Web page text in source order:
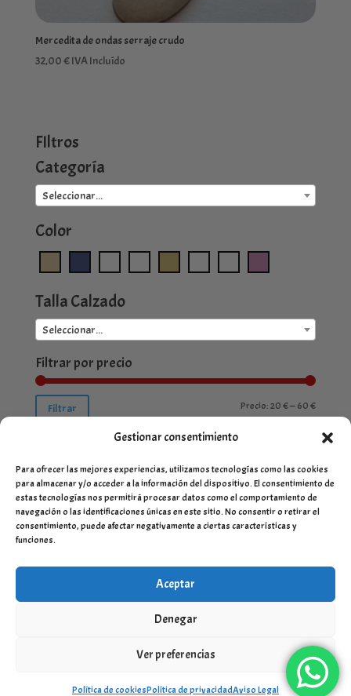
Gestionar consentimiento
Para ofrecer las mejores experiencias, utilizamos tecnologías como las cookies
para almacenar y/o acceder a la información del dispositivo. El consentimiento de
estas tecnologías nos permitirá procesar datos como el comportamiento de
navegación o las identificaciones únicas en este sitio. No consentir o retirar el
consentimiento, puede afectar negativamente a ciertas características y
funciones.
Aceptar
Denegar
Ver preferencias
Política de cookiesPolítica de privacidadAviso Legal
Mercedita de ondas serraje crudo
32,00€IVA Incluído
FIltros
Categoría
Seleccionar...
Color
Talla Calzado
Seleccionar...
Filtrar por precio
Precio
Precio
Filtrar Precio:20 €—60 €
Servinet Sistemas y Comunicación SLU
Política de envio y
devoluciones